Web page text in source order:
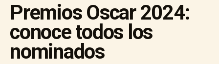
Premios Oscar 2024:
conoce todos los
nominados